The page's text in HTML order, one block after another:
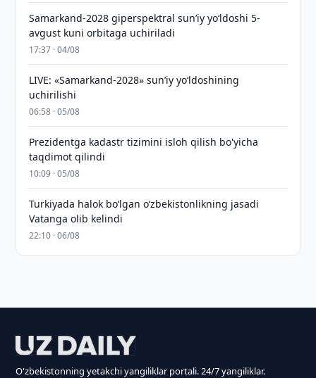
Samarkand-2028 giperspektral sun’iy yo‘ldoshi 5-
avgust kuni orbitaga uchiriladi
17:37 · 04/08
LIVE: «Samarkand-2028» sun’iy yo‘ldoshining
uchirilishi
06:58 · 05/08
Prezidentga kadastr tizimini isloh qilish bo'yicha
taqdimot qilindi
10:09 · 05/08
Turkiyada halok bo‘lgan o‘zbekistonlikning jasadi
Vatanga olib kelindi
22:10 · 06/08
O'zbekistonning yetakchi yangiliklar portali. 24/7 yangiliklar.